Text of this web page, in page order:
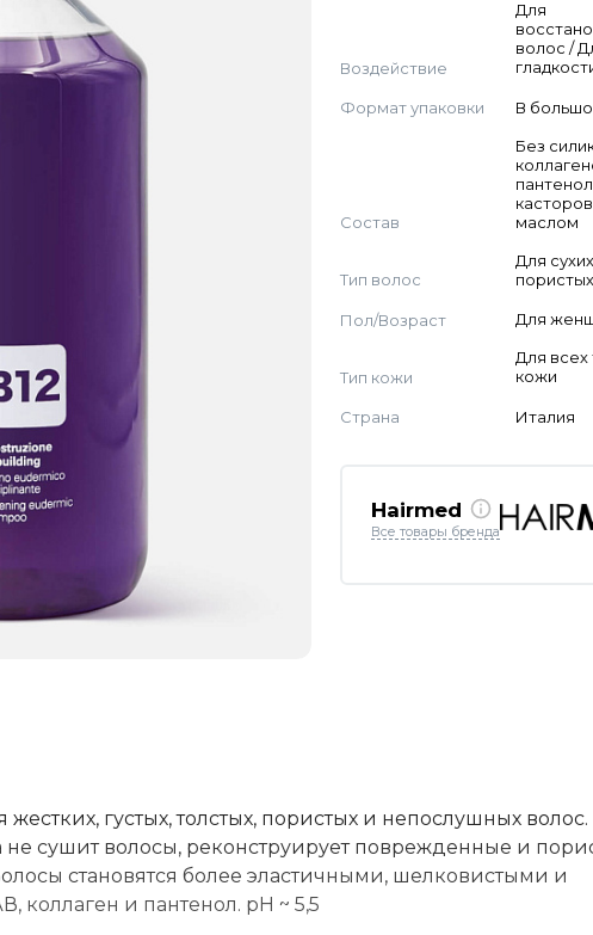
Воздействие
Для
волос /
Формат упаковки В
Состав
Без
маслом
Тип волос
Для
Пол/Возраст Для
Тип кожи
Для всех
кожи
Страна Италия
Hairmed
Все товары бренда
густых, толстых, пористых и непослушных волос.
сушит волосы, реконструирует поврежденные и
становятся более эластичными, шелковистыми и
и пантенол. рН ~ 5,5